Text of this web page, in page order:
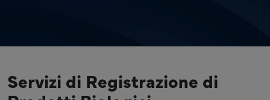
Servizi di Registrazione di